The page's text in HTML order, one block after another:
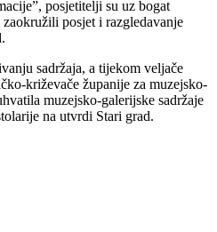
posjetitelji su uz bogat
posjet i razgledavanje
sadržaja, a tijekom veljače
križevače županije za muzejsko-
muzejsko-galerijske sadržaje
na utvrdi Stari grad.